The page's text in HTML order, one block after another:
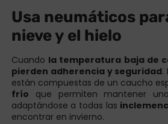
Usa neumáticos
nieve y el hielo
Cuando la temperatura baja de
pierden adherencia y seguridad.
están compuestas de un caucho
frío que permiten mantener
adaptándose a todas las
encontrar en invierno.